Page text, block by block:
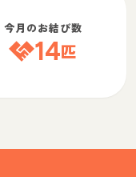
今月のお結び数
14匹